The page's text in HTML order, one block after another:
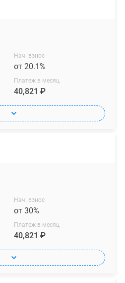
Нач. взнос
от 20.1%
Платеж в месяц
40,821 ₽
Нач. взнос
от 30%
Платеж в месяц
40,821 ₽